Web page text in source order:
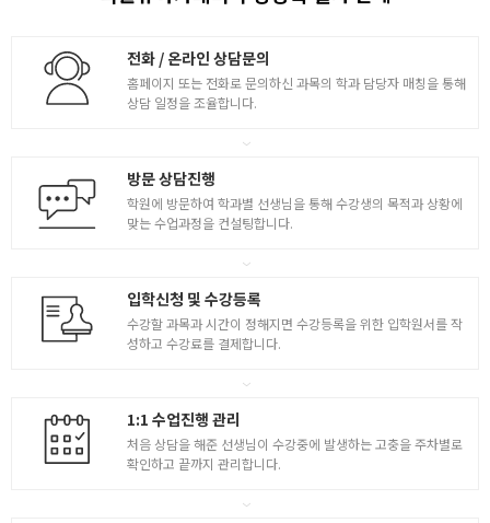
[ 색채 시각적 규칙성 ]
- 캐릭터의 메인컬러 서브컬러 포인트컬러
( LOL 오버워치 애니컬러연구 )
[ 캐릭터의 메인컬러 서브컬러 포인트컬러 ]
- 반실사 실사장르의 컨셉의 컬러 연구
4
게임캐릭터 창작 1
- 누드바디 커스터마이징
- 창작을 위한 마인드맵 자료수집 레퍼런스의 과정
[ 컨셉캐릭터란? ]
- 직업과 역할의 정보가 담겨있는 컨셉아트
[ 창작의필수요건 ]
- 정보와 자료 수집
- 직업과 역할의 정보가 담겨있는 컨셉아트
- 러프 썸네일 진행 아이디어스케치
- 게임캐릭터 창작 ( 게임캐릭터의 세계관부여 )
- 각 게임사별 캐릭터 스타일의 연구 및 반영
전화 / 온라인 상담문의
홈페이지 또는 전화로 문의하신 과목의 학과 담당자 매칭을 통해
상담 일정을 조율합니다.
방문 상담진행
학원에 방문하여 학과별 선생님을 통해 수강생의 목적과 상황에
맞는 수업과정을 컨설팅합니다.
입학신청 및 수강등록
수강할 과목과 시간이 정해지면 수강등록을 위한 입학원서를 작
성하고 수강료를 결제합니다.
1:1 수업진행 관리
처음 상담을 해준 선생님이 수강중에 발생하는 고충을 주차별로
확인하고 끝까지 관리합니다.